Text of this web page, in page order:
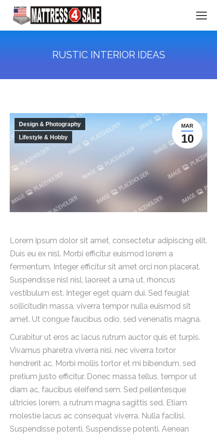
RUSTIC INTERIOR IDEAS
MAR
10
Design & Photography
Lifestyle & Hobby
Lorem ipsum dolor sit amet, consectetur adipiscing elit.
Duis eu ex nisl. Morbi efficitur euismod lorem a
fermentum. Integer efficitur sit amet orci non placerat.
Suspendisse nisl nisl, laoreet a urna ut, rhoncus
vestibulum est. Integer eget quam dui. Sed feugiat
sollicitudin massa, viverra tempor nulla euismod sit
amet. Ut congue faucibus odio, sed venenatis magna.
Curabitur ut eros ac lacus rutrum auctor quis et turpis.
Vivamus pharetra viverra nisi, nec viverra tortor
hendrerit ac. Morbi mollis tortor et mi bibendum, sed
pretium justo efficitur. Donec massa tellus, tempor ut
diam ac, faucibus eleifend sem. Sed pellentesque
ultricies lorem, a rutrum magna sagittis sed. Etiam
molestie lacus ac consequat viverra. Nulla facilisi.
Suspendisse potenti. Suspendisse potenti. Aenean